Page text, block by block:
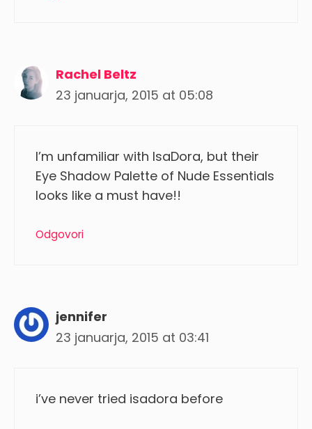
Rachel Beltz
23 januarja, 2015 at 05:08
I’m unfamiliar with IsaDora, but their
Eye Shadow Palette of Nude Essentials
looks like a must have!!
Odgovori
jennifer
23 januarja, 2015 at 03:41
i’ve never tried isadora before